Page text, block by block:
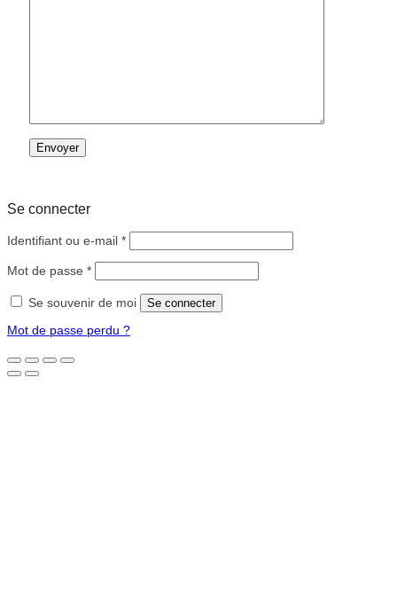
Se connecter
Identifiant ou e-mail *Obligatoire
Mot de passe *Obligatoire
Se souvenir de moi Se connecter
Mot de passe perdu ?